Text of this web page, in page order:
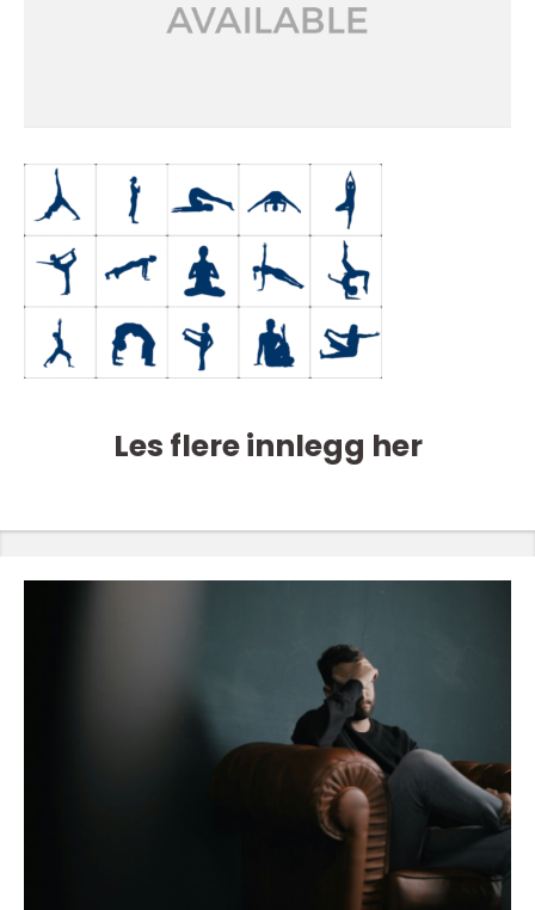
Les flere innlegg her